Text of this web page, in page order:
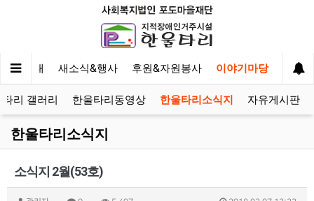
사업안내 새소식&행사 후원&자원봉사 이야기마당
타리 갤러리 한울타리동영상 한울타리소식지 자유게시판
한울타리소식지
소식지 2월(53호)